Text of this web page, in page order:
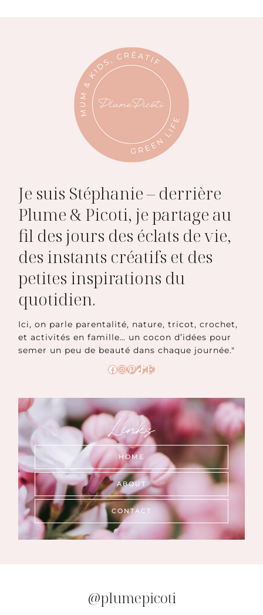
Je suis Stéphanie – derrière
Plume & Picoti, je partage au
fil des jours des éclats de vie,
des instants créatifs et des
petites inspirations du
quotidien.
Ici, on parle parentalité, nature, tricot, crochet,
et activités en famille… un cocon d’idées pour
semer un peu de beauté dans chaque journée."
Facebook
Instagram
Pinterest
TikTok
Etsy
Links
HOME
ABOUT
CONTACT
@plumepicoti